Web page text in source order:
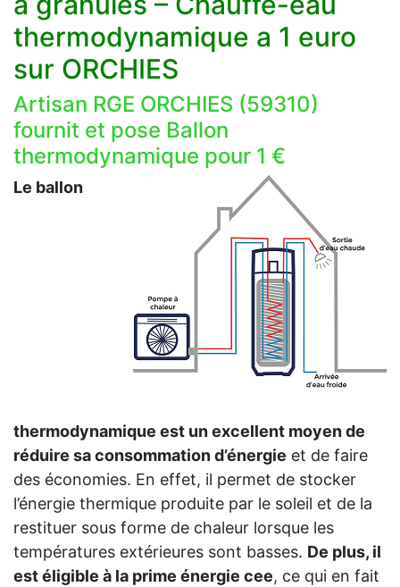
thermodynamique a 1 euro
sur ORCHIES
Artisan RGE ORCHIES (59310)
fournit et pose Ballon
thermodynamique pour 1 €
Le ballon
thermodynamique est un excellent moyen de
réduire sa consommation d’énergie et de faire
des économies. En effet, il permet de stocker
l’énergie thermique produite par le soleil et de la
restituer sous forme de chaleur lorsque les
températures extérieures sont basses. De plus, il
est éligible à la prime énergie cee, ce qui en fait